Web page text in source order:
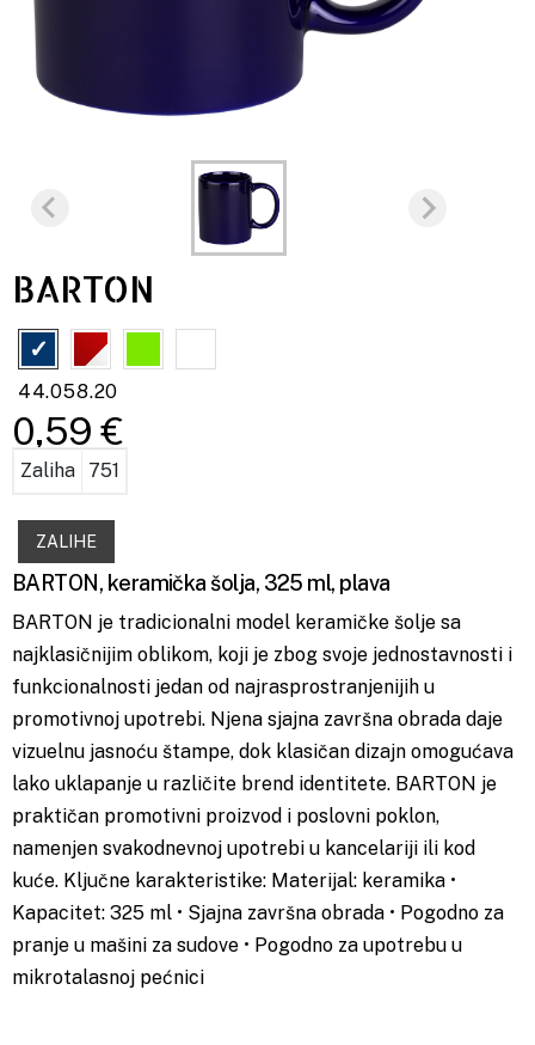
BARTON
44.058.20
0,59 €
Zaliha 751
ZALIHE
BARTON, keramička šolja, 325 ml, plava
BARTON je tradicionalni model keramičke šolje sa
najklasičnijim oblikom, koji je zbog svoje jednostavnosti i
funkcionalnosti jedan od najrasprostranjenijih u
promotivnoj upotrebi. Njena sjajna završna obrada daje
vizuelnu jasnoću štampe, dok klasičan dizajn omogućava
lako uklapanje u različite brend identitete. BARTON je
praktičan promotivni proizvod i poslovni poklon,
namenjen svakodnevnoj upotrebi u kancelariji ili kod
kuće. Ključne karakteristike: Materijal: keramika •
Kapacitet: 325 ml • Sjajna završna obrada • Pogodno za
pranje u mašini za sudove • Pogodno za upotrebu u
mikrotalasnoj pećnici